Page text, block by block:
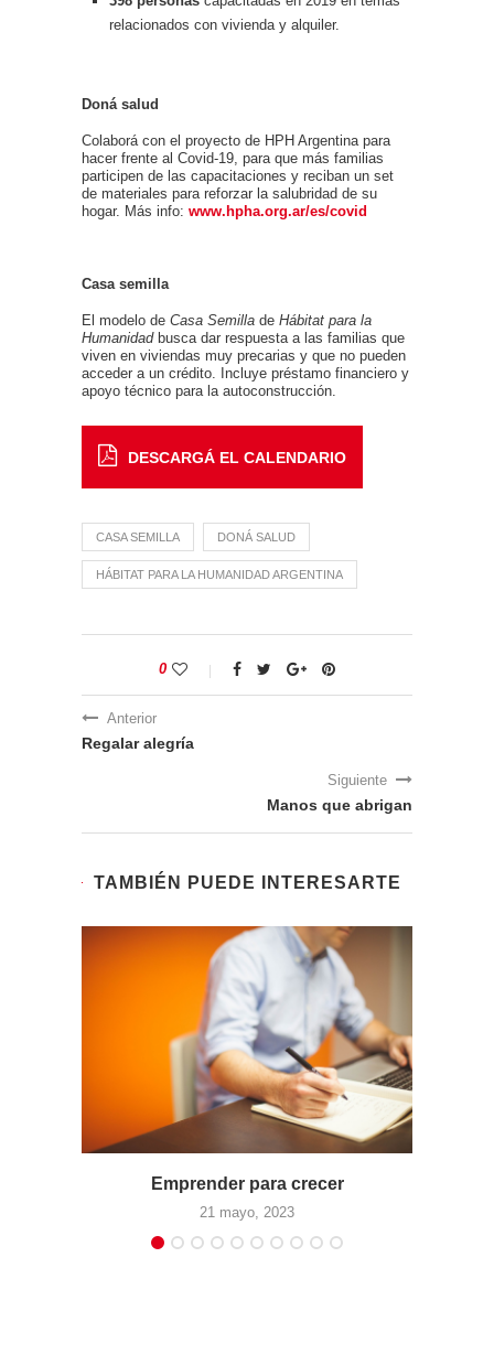
relacionados con vivienda y alquiler.
Doná salud
Colaborá con el proyecto de HPH Argentina para
hacer frente al Covid-19, para que más familias
participen de las capacitaciones y reciban un set
de materiales para reforzar la salubridad de su
hogar. Más info: www.hpha.org.ar/es/covid
Casa semilla
El modelo de Casa Semilla de Hábitat para la
Humanidad busca dar respuesta a las familias que
viven en viviendas muy precarias y que no pueden
acceder a un crédito. Incluye préstamo financiero y
apoyo técnico para la autoconstrucción.
DESCARGÁ EL CALENDARIO
CASA SEMILLA DONÁ SALUD
HÁBITAT PARA LA HUMANIDAD ARGENTINA
0
Anterior
Regalar alegría
Siguiente
Manos que abrigan
TAMBIÉN PUEDE INTERESARTE
Emprender para crecer
21 mayo, 2023